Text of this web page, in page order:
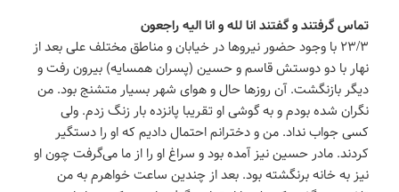
تماس گرفتند و گفتند انا لله و انا الیه راجعون
۲۳/۳ با وجود حضور نیروها در خیابان و مناطق مختلف علی بعد از
نهار با دو دوستش قاسم و حسین (پسران همسایه) بیرون رفت و
دیگر بازنگشت. آن روزها حال و هوای شهر بسیار متشنج بود. من
نگران شده بودم و به گوشی او تقریبا پانزده بار زنگ زدم. ولی
کسی جواب نداد. من و دخترانم احتمال دادیم که او را دستگیر
کردند. مادر حسین نیز آمده بود و سراغ او را از ما می‌گرفت چون او
نیز به خانه برنگشته بود. بعد از چندین ساعت خواهرم به من